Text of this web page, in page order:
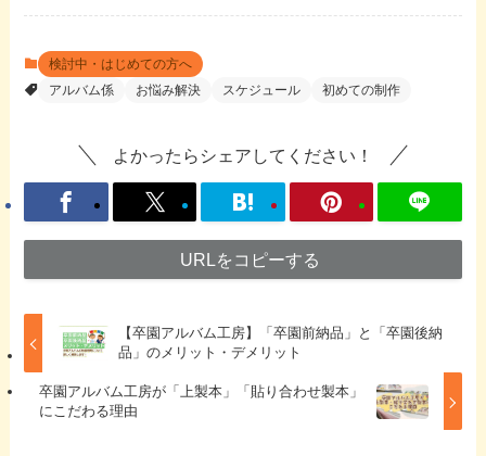
検討中・はじめての方へ
アルバム係
お悩み解決 スケジュール 初めての制作
よかったらシェアしてください！
URLをコピーする
【卒園アルバム工房】「卒園前納品」と「卒園後納
品」のメリット・デメリット
卒園アルバム工房が「上製本」「貼り合わせ製本」
にこだわる理由